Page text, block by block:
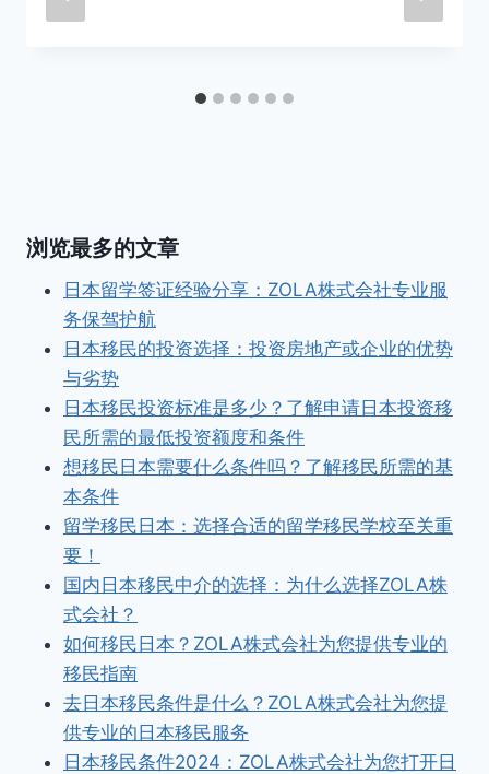
浏览最多的文章
日本留学签证经验分享：ZOLA株式会社专业服
务保驾护航
日本移民的投资选择：投资房地产或企业的优势
与劣势
日本移民投资标准是多少？了解申请日本投资移
民所需的最低投资额度和条件
想移民日本需要什么条件吗？了解移民所需的基
本条件
留学移民日本：选择合适的留学移民学校至关重
要！
国内日本移民中介的选择：为什么选择ZOLA株
式会社？
如何移民日本？ZOLA株式会社为您提供专业的
移民指南
去日本移民条件是什么？ZOLA株式会社为您提
供专业的日本移民服务
日本移民条件2024：ZOLA株式会社为您打开日